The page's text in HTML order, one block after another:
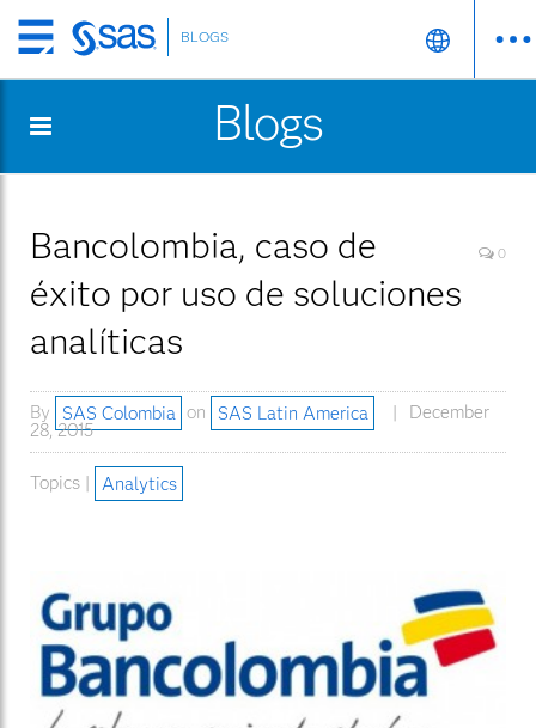
Skip
to
content
BLOGS
Blogs
Bancolombia, caso de
éxito por uso de soluciones
analíticas
0
By SAS Colombia on SAS Latin America
December
28, 2015
Topics | Analytics